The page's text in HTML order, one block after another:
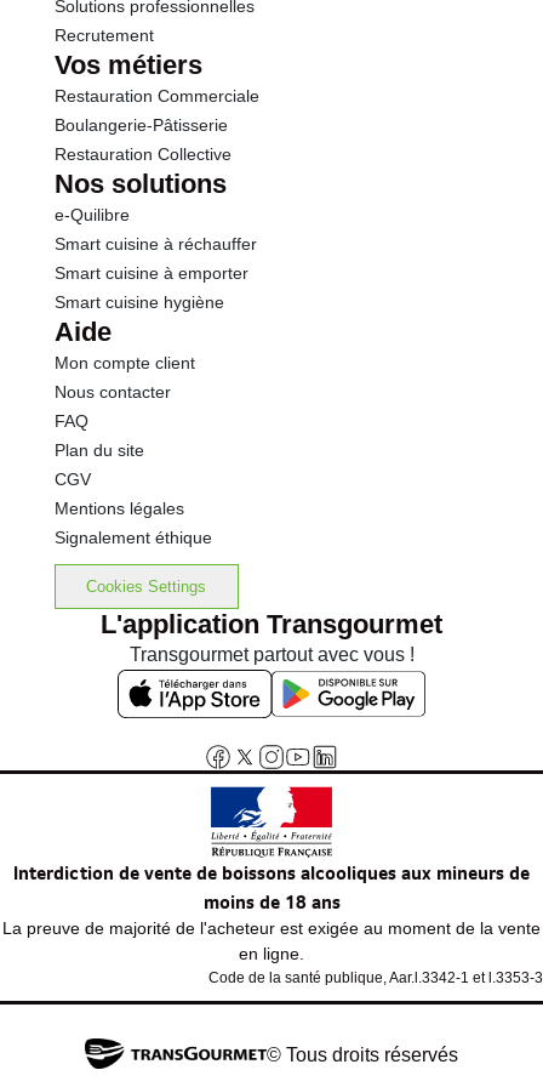
Solutions professionnelles
Recrutement
Vos métiers
Restauration Commerciale
Boulangerie-Pâtisserie
Restauration Collective
Nos solutions
e-Quilibre
Smart cuisine à réchauffer
Smart cuisine à emporter
Smart cuisine hygiène
Aide
Mon compte client
Nous contacter
FAQ
Plan du site
CGV
Mentions légales
Signalement éthique
Cookies Settings
L'application Transgourmet
Transgourmet partout avec vous !
Interdiction de vente de boissons alcooliques aux mineurs de
moins de 18 ans
La preuve de majorité de l'acheteur est exigée au moment de la vente
en ligne.
Code de la santé publique, Aar.l.3342-1 et l.3353-3
© Tous droits réservés